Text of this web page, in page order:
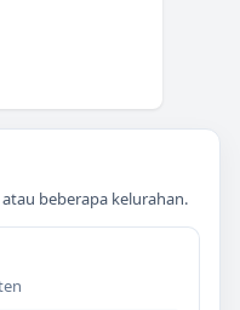
beberapa kelurahan.